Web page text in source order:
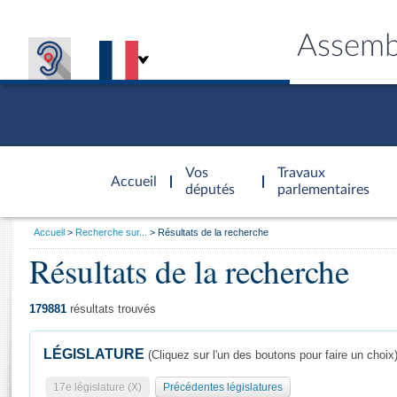
Accueil
d'accueil
Vos
députés
Travaux
parlementaires
Général
Vous
Accueil Recherche sur... Résultats de la recherche
Résultats de la recherche
179881 résultats trouvés
LÉGISLATURE (Cliquez sur l'un des boutons pour faire un choix)
17e législature (X) Précédentes législatures